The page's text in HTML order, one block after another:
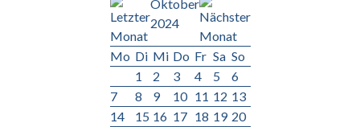
Oktober
2024
Mo Di Mi Do Fr Sa So
1
2 3 4 5
6
7
8 9 10 11 12 13
14
15 16 17 18 19 20